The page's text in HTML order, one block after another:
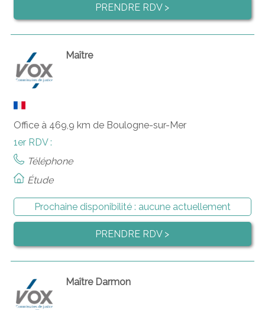
PRENDRE RDV >
Maître
Office à 469,9 km de Boulogne-sur-Mer
1er RDV :
Téléphone
Étude
Prochaine disponibilité : aucune actuellement
PRENDRE RDV >
Maître Darmon